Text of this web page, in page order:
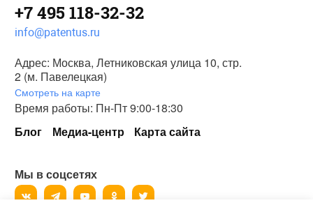
+7 495 118-32-32
info@patentus.ru
Адрес: Москва, Летниковская улица 10, стр.
2 (м. Павелецкая)
Смотреть на карте
Время работы: Пн-Пт 9:00-18:30
Блог
Медиа-центр Карта сайта
Мы в соцсетях